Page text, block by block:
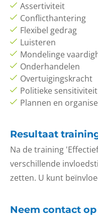
Assertiviteit
Conflicthantering
Flexibel gedrag
Luisteren
Mondelinge
Onderhandelen
Overtuigingskracht
Politieke sensitiviteit
Plannen en
Resultaat
Na de training
verschillende
zetten. U kunt
Neem contact op